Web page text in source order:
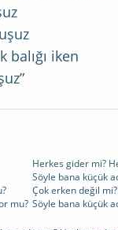
balığı iken
mu?
Herkes gider mi?
Söyle bana küçük
Çok erken değil
Söyle bana küçük